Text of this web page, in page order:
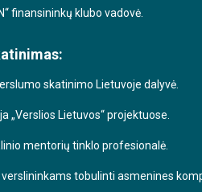
finansininkų klubo vadovė.
skatinimo Lietuvoje dalyvė.
„Verslios Lietuvos“ projektuose.
mentorių tinklo profesionalė.
verslininkams tobulinti asmenines